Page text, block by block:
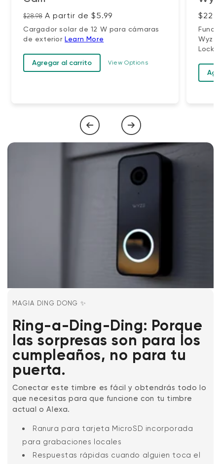
Precio habitual
$28.98 Precio de oferta
A partir de $5.99
Cargador solar de 12 W para cámaras
de exteriorLearn More
Agregar al carrito View Options
Wyze
Lock.
MAGIA DING DONG ✨
Ring-a-Ding-Ding: Porque
las sorpresas son para los
cumpleaños, no para tu
puerta.
Conectar este timbre es fácil y obtendrás todo lo
que necesitas para que funcione con tu timbre
actual o Alexa.
Ranura para tarjeta MicroSD incorporada
para grabaciones locales
Respuestas rápidas cuando alguien toca el